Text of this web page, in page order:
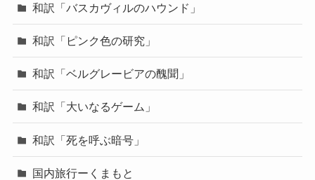
和訳「バスカヴィルのハウンド」
和訳「ピンク色の研究」
和訳「ベルグレービアの醜聞」
和訳「大いなるゲーム」
和訳「死を呼ぶ暗号」
国内旅行ーくまもと